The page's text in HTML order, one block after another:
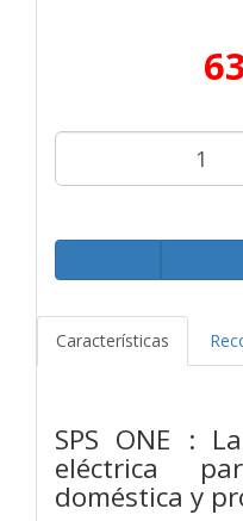
Características
SPS ONE :
eléctrica
doméstica y